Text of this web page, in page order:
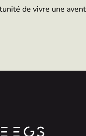
de vivre une